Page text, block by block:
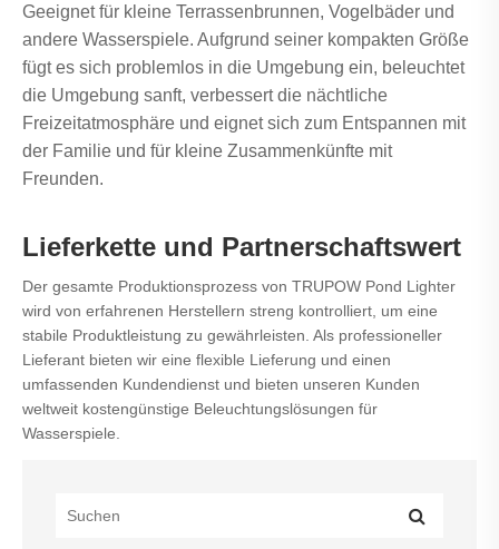
Geeignet für kleine Terrassenbrunnen, Vogelbäder und
andere Wasserspiele. Aufgrund seiner kompakten Größe
fügt es sich problemlos in die Umgebung ein, beleuchtet
die Umgebung sanft, verbessert die nächtliche
Freizeitatmosphäre und eignet sich zum Entspannen mit
der Familie und für kleine Zusammenkünfte mit
Freunden.
Lieferkette und Partnerschaftswert
Der gesamte Produktionsprozess von TRUPOW Pond Lighter
wird von erfahrenen Herstellern streng kontrolliert, um eine
stabile Produktleistung zu gewährleisten. Als professioneller
Lieferant bieten wir eine flexible Lieferung und einen
umfassenden Kundendienst und bieten unseren Kunden
weltweit kostengünstige Beleuchtungslösungen für
Wasserspiele.